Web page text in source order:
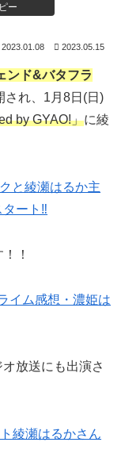
ー
2023.01.08 2023.05.15
ンド&バタフラ
され、1月8日(日)
by GYAO!」に綾
と綾瀬はるか主
ート‼︎
！
イム感想・濃姫は
放送にも出演さ
綾瀬はるかさん